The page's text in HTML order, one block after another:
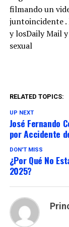
filmando un
juntoincidente .
y losDaily Mail
sexual
RELATED TOPICS:
UP NEXT
José Fernando
por Accidente
DON'T MISS
¿Por Qué No
2025?